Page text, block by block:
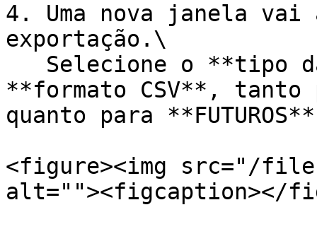
4. Uma nova janela vai
exportação.\
**formato CSV**, tanto
quanto para
<figure><img src="/files/
alt=""><figcaption></